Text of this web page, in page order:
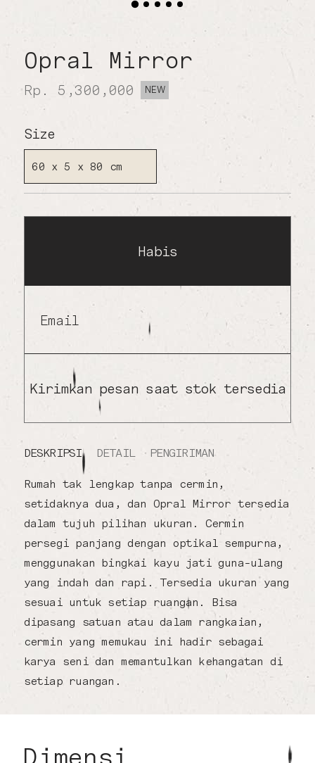
Opral Mirror
Rp. 5,300,000 NEW
Size
60 x 5 x 80 cm
Habis
Email
Kirimkan pesan saat stok tersedia
DESKRIPSI DETAIL PENGIRIMAN
Rumah tak lengkap tanpa cermin,
setidaknya dua, dan Opral Mirror tersedia
dalam tujuh pilihan ukuran. Cermin
persegi panjang dengan optikal sempurna,
menggunakan bingkai kayu jati guna-ulang
yang indah dan rapi. Tersedia ukuran yang
sesuai untuk setiap ruangan. Bisa
dipasang satuan atau dalam rangkaian,
cermin yang memukau ini hadir sebagai
karya seni dan memantulkan kehangatan di
setiap ruangan.